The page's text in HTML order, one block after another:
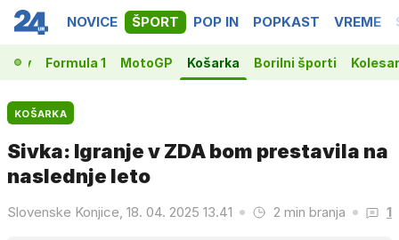
NOVICE ŠPORT POP IN POPKAST VREME
Formula 1 MotoGP Košarka Borilni športi
KOŠARKA
Sivka: Igranje v ZDA bom prestavila na
naslednje leto
Slovenske Konjice, 18. 04. 2025 13.41 2 min branja 1